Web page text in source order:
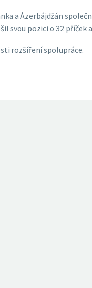
a Ázerbájdžán
svou pozici o 32 příček
rozšíření spolupráce.